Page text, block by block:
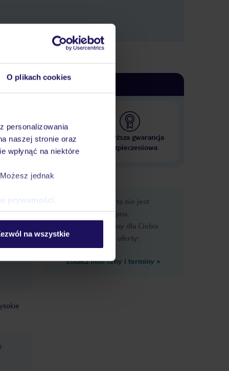
O plikach cookies
personalizowania
naszej stronie oraz
wpłynąć na niektóre
jednak
prywatności
na wszystkie
hoteli w ponad 50
krajach
Najwyższa gwarancja
ubezpieczeniowa
Ups, ta oferta nie jest
dostępna.
Przygotowaliśmy dla Ciebie
podobne oferty:
Zobacz inne ceny i terminy »